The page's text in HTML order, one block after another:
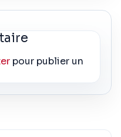
pour publier un